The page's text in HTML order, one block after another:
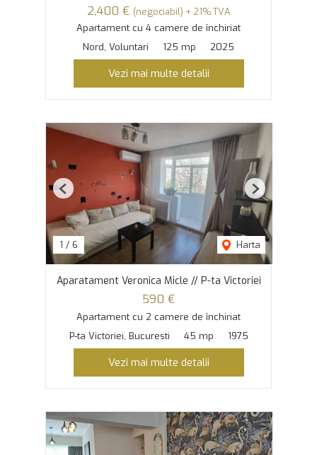
2,400 € (negociabil) + 21% TVA
Apartament cu 4 camere de închiriat
Nord, Voluntari
125 mp 2025
Vezi mai multe detalii
1 / 6 Harta
Previous Next
Aparatament Veronica Micle // P-ta Victoriei
590 €
Apartament cu 2 camere de închiriat
P-ta Victoriei, Bucuresti
45 mp 1975
Vezi mai multe detalii